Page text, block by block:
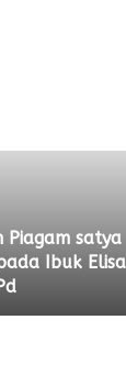
Piagam satya
Ibuk Elisa